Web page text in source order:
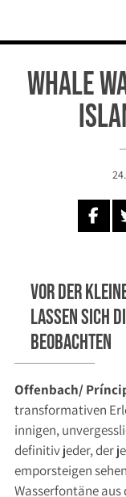
Whale
Vor der
lassen sich
beobachten
Offenbach/
transformativen
innigen,
definitiv jeder, der
emporsteigen
Wasserfontäne